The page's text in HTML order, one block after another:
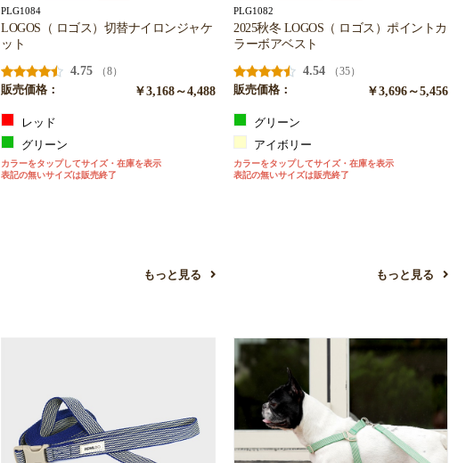
PLG1084
LOGOS（ ロゴス）切替ナイロンジャケ
ット
4.75
（8）
販売価格：
￥3,168～4,488
レッド
グリーン
カラーをタップしてサイズ・在庫を表示
表記の無いサイズは販売終了
もっと見る
PLG1082
2025秋冬 LOGOS（ ロゴス）ポイントカ
ラーボアベスト
4.54
（35）
販売価格：
￥3,696～5,456
グリーン
アイボリー
カラーをタップしてサイズ・在庫を表示
表記の無いサイズは販売終了
もっと見る